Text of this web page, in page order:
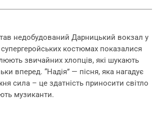
недобудований Дарницький вокзал у
супергеройських костюмах показалися
звичайних хлопців, які шукають
вперед. “Надія” — пісня, яка нагадує
сила – це здатність приносити світло
музиканти.